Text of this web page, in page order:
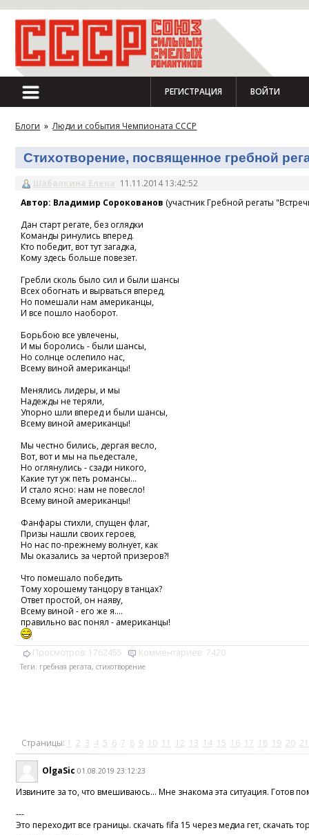
РЕГИСТРАЦИЯ ВОЙТИ
Блоги » Люди и события Чемпионата СССР
Стихотворение, посвященное гребной
Шабалкина Елена 11.11.2014 13:42:52
Автор: Владимир Сорокованов (участник Гребной регаты
Дан старт регате, без оглядки
Команды ринулись вперед.
Кто победит, вот тут загадка,
Кому здесь больше повезет.
Гребли сколь было сил и были шансы
Всех обогнать и вырваться вперед,
Но помешали нам американцы,
И все пошло наоборот.
Борьбою все увлечены,
И мы боролись - были шансы,
Но солнце ослепило нас,
Всему виной американцы!
Менялись лидеры, и мы
Надежды не теряли,
Упорно шли вперед и были шансы,
Всему виной американцы!
Мы честно бились, дергая весло,
Вот, вот и мы на пьедестале,
Но оглянулись - сзади никого,
Какие тут уж петь романсы...
И стало ясно: нам не повесло!
Всему виной американцы!
Фанфары стихли, спущен флаг,
Призы нашли своих героев,
Но нас по-прежнему волнует, как
Мы оказались за чертой призеров?!
Что помешало победить
Тому хорошему танцору в танцах?
Ответ простой, он наяву,
Всему виной - его же я....
правильно вас понял - американцы!
Просмотров: 1762455 Комментариев: 7420
Теги: гребная регата, стихотворение
Страницы: 1 2 3 4 5 6 7 8 9 10 11 12 13 14 15 16 17 18 19 20 21
OlgaSic 01.08.2019 23:12:23
Извините за то, что вмешиваюсь… Мне знакома эта ситуация. Готов
---
Это переходит все границы. скачать fifa 15 через медиа гет, скачать